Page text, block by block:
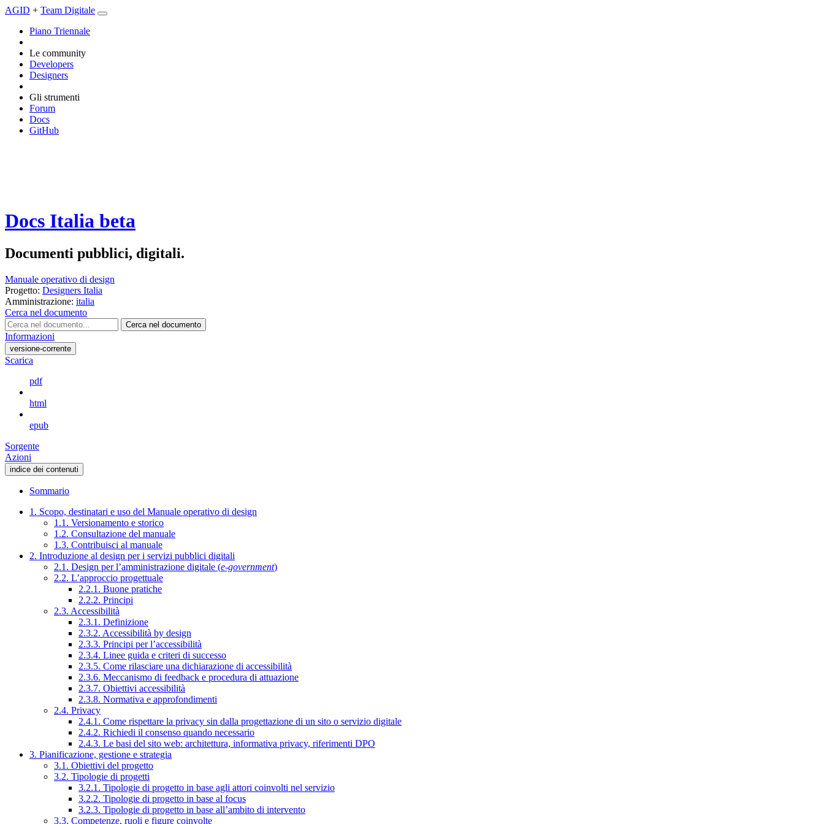
AGID + Team Digitale
Piano Triennale
Le community
Developers
Designers
Gli strumenti
Forum
Docs
GitHub
Docs Italia beta
Documenti pubblici, digitali.
Manuale operativo di design
Progetto: Designers Italia
Amministrazione: italia
Cerca nel documento
Cerca nel documento
Informazioni
versione-corrente
Scarica
pdf
html
epub
Sorgente
Azioni
indice dei contenuti
Sommario
1. Scopo, destinatari e uso del Manuale operativo di design
1.1. Versionamento e storico
1.2. Consultazione del manuale
1.3. Contribuisci al manuale
2. Introduzione al design per i servizi pubblici digitali
2.1. Design per l’amministrazione digitale (e-government)
2.2. L’approccio progettuale
2.2.1. Buone pratiche
2.2.2. Principi
2.3. Accessibilità
2.3.1. Definizione
2.3.2. Accessibilità by design
2.3.3. Principi per l’accessibilità
2.3.4. Linee guida e criteri di successo
2.3.5. Come rilasciare una dichiarazione di accessibilità
2.3.6. Meccanismo di feedback e procedura di attuazione
2.3.7. Obiettivi accessibilità
2.3.8. Normativa e approfondimenti
2.4. Privacy
2.4.1. Come rispettare la privacy sin dalla progettazione di un sito o servizio digitale
2.4.2. Richiedi il consenso quando necessario
2.4.3. Le basi del sito web: architettura, informativa privacy, riferimenti DPO
3. Pianificazione, gestione e strategia
3.1. Obiettivi del progetto
3.2. Tipologie di progetti
3.2.1. Tipologie di progetto in base agli attori coinvolti nel servizio
3.2.2. Tipologie di progetto in base al focus
3.2.3. Tipologie di progetto in base all’ambito di intervento
3.3. Competenze, ruoli e figure coinvolte